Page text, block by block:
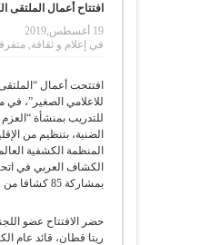
افتتاح أعمال الملتقى
19 أغسطس,2019
في إعلام و ثقافة ,
افتتحت أعمال
للاعلامي الصغير”،
للتدريب بمنشأة
الضنية، بتنظيم من
المنظمة الكشفية
الكشاف العربي في
بمشاركة 85 كشافا من 11 دولة عربية.
حضر الافتتاح عضو
ريتا قطان، قائد عام